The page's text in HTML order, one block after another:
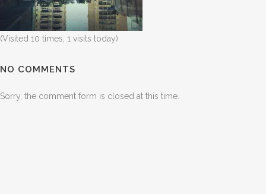
(Visited 10 times, 1 visits today)
NO COMMENTS
Sorry, the comment form is closed at this time.